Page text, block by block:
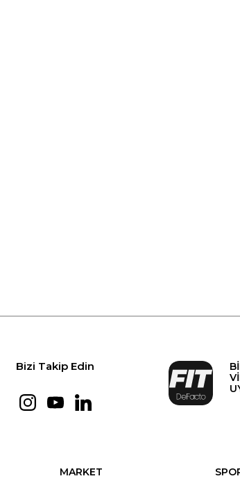
Bizi Takip Edin
MARKET